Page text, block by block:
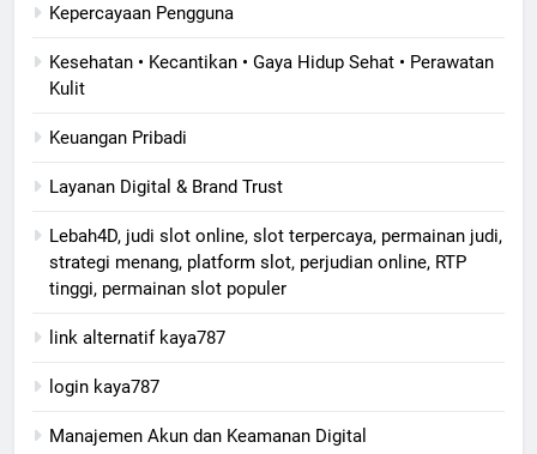
Kepercayaan Pengguna
Kesehatan • Kecantikan • Gaya Hidup Sehat • Perawatan
Kulit
Keuangan Pribadi
Layanan Digital & Brand Trust
Lebah4D, judi slot online, slot terpercaya, permainan judi,
strategi menang, platform slot, perjudian online, RTP
tinggi, permainan slot populer
link alternatif kaya787
login kaya787
Manajemen Akun dan Keamanan Digital